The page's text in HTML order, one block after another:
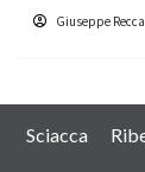
Giuseppe Recca
Sciacca